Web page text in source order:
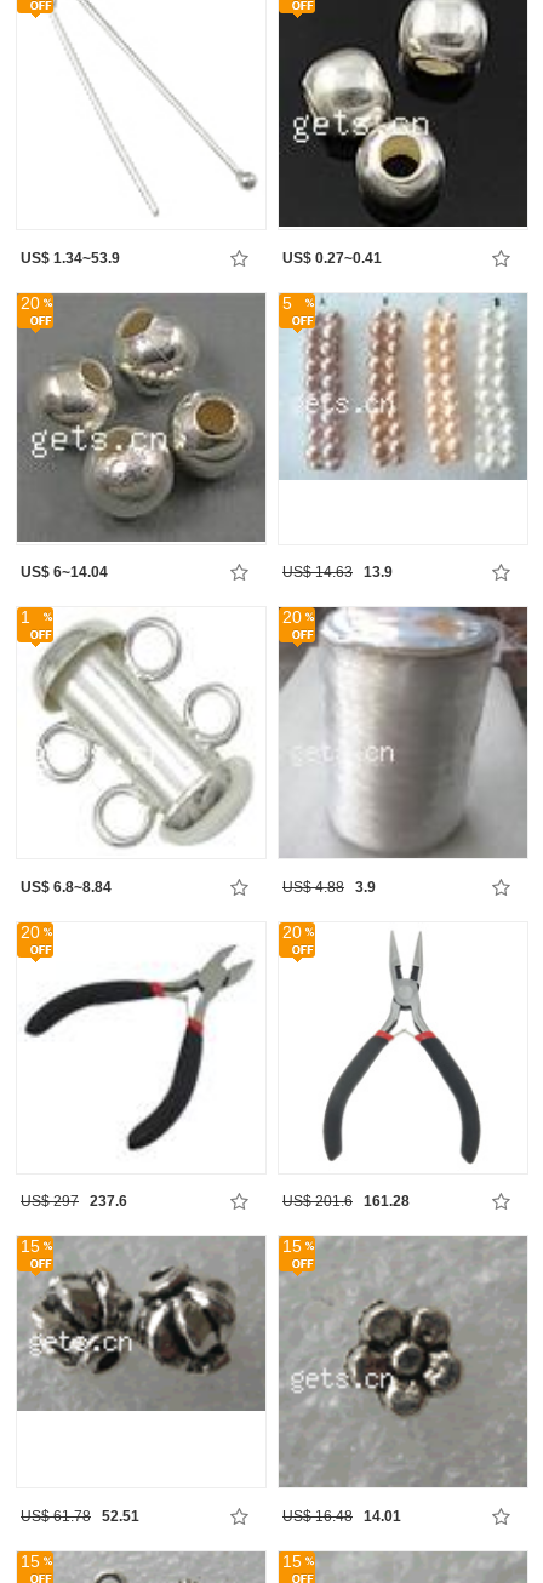
US$ 1.34~53.9 US$ 0.27~0.41
20
US$ 6~14.04
5
US$ 14.63 13.9
1
US$ 6.8~8.84
20
US$ 4.88 3.9
20
US$ 297 237.6
20
US$ 201.6 161.28
15
US$ 61.78 52.51
15
US$ 16.48 14.01
15 15